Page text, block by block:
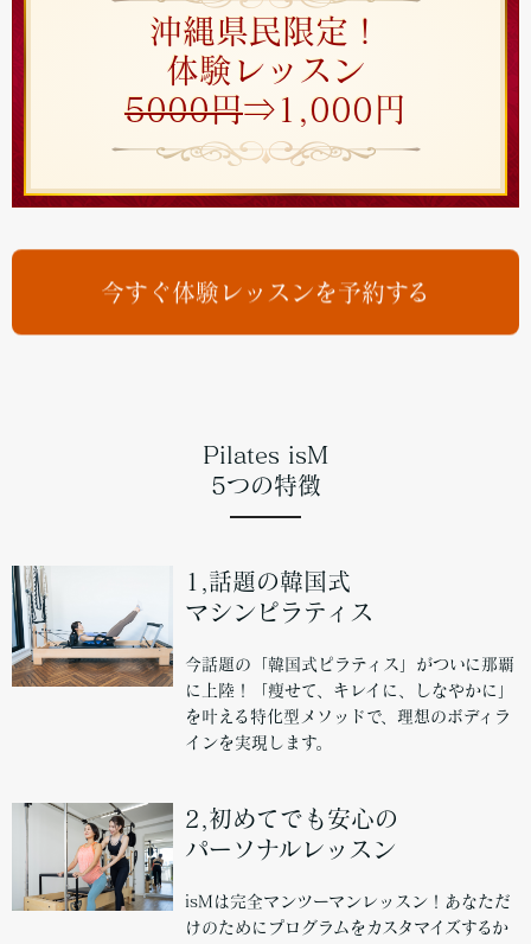
沖縄県民限定！
体験レッスン
5000円⇒1,000円
今すぐ体験レッスンを予約する
Pilates isM
5つの特徴
1,話題の韓国式
マシンピラティス
今話題の「韓国式ピラティス」がついに那覇
に上陸！「痩せて、キレイに、しなやかに」
を叶える特化型メソッドで、理想のボディラ
インを実現します。
2,初めてでも安心の
パーソナルレッスン
isMは完全マンツーマンレッスン！あなただ
けのためにプログラムをカスタマイズするか